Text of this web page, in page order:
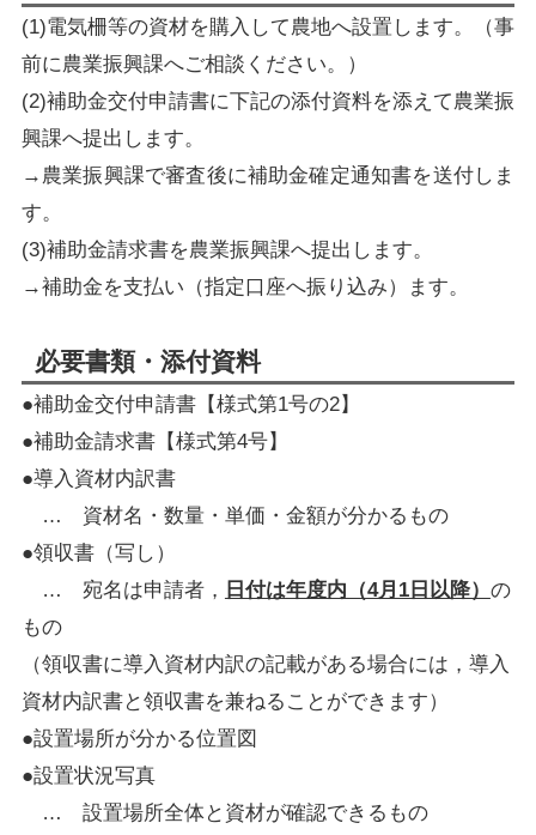
(1)電気柵等の資材を購入して農地へ設置します。（事
前に農業振興課へご相談ください。）
(2)補助金交付申請書に下記の添付資料を添えて農業振
興課へ提出します。
→農業振興課で審査後に補助金確定通知書を送付しま
す。
(3)補助金請求書を農業振興課へ提出します。
→補助金を支払い（指定口座へ振り込み）ます。
必要書類・添付資料
●補助金交付申請書【様式第1号の2】
●補助金請求書【様式第4号】
●導入資材内訳書
… 資材名・数量・単価・金額が分かるもの
●領収書（写し）
… 宛名は申請者， 日付は年度内（4月1日以降） の
もの
（領収書に導入資材内訳の記載がある場合には，導入
資材内訳書と領収書を兼ねることができます）
●設置場所が分かる位置図
●設置状況写真
… 設置場所全体と資材が確認できるもの